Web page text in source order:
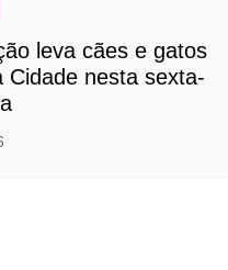
leva cães e gatos
Cidade nesta sexta-